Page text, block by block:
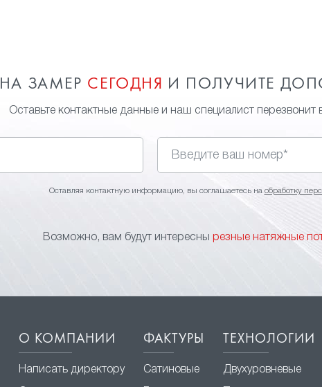
ЗАМЕР СЕГОДНЯ И ПОЛУЧИТЕ
Оставьте контактные данные и наш специалист перезвонит
Оставляя контактную информацию, вы соглашаетесь на обработку
Возможно, вам будут интересны резные натяжные
О КОМПАНИИ
Написать директору
ФАКТУРЫ
Сатиновые
ТЕХНОЛОГИИ
Двухуровневые